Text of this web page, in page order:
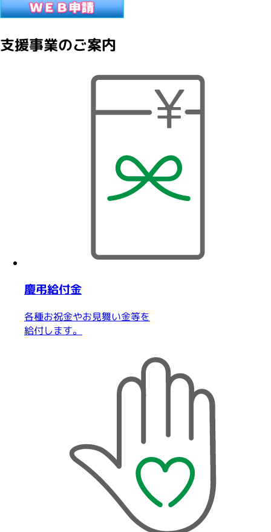
支援事業のご案内
慶弔給付金
各種お祝金やお見舞い金等を
給付します。